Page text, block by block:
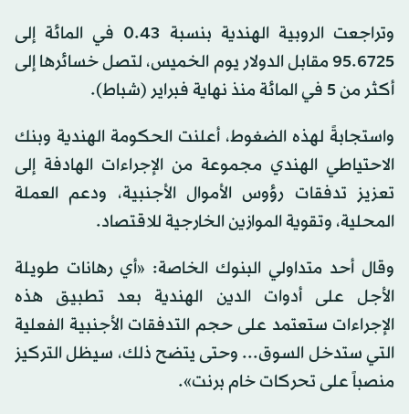
وتراجعت الروبية الهندية بنسبة 0.43 في المائة إلى
95.6725 مقابل الدولار يوم الخميس، لتصل خسائرها إلى
أكثر من 5 في المائة منذ نهاية فبراير (شباط).
واستجابةً لهذه الضغوط، أعلنت الحكومة الهندية وبنك
الاحتياطي الهندي مجموعة من الإجراءات الهادفة إلى
تعزيز تدفقات رؤوس الأموال الأجنبية، ودعم العملة
المحلية، وتقوية الموازين الخارجية للاقتصاد.
وقال أحد متداولي البنوك الخاصة: «أي رهانات طويلة
الأجل على أدوات الدين الهندية بعد تطبيق هذه
الإجراءات ستعتمد على حجم التدفقات الأجنبية الفعلية
التي ستدخل السوق... وحتى يتضح ذلك، سيظل التركيز
منصباً على تحركات خام برنت».